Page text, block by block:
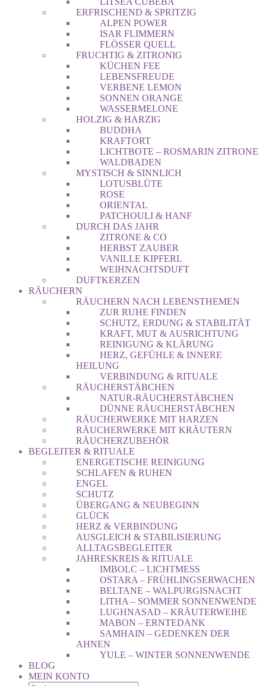
ERFRISCHEND & SPRITZIG
ALPEN POWER
ISAR FLIMMERN
FLÖSSER QUELL
FRUCHTIG & ZITRONIG
KÜCHEN FEE
LEBENSFREUDE
VERBENE LEMON
SONNEN ORANGE
WASSERMELONE
HOLZIG & HARZIG
BUDDHA
KRAFTORT
LICHTBOTE – ROSMARIN ZITRONE
WALDBADEN
MYSTISCH & SINNLICH
LOTUSBLÜTE
ROSE
ORIENTAL
PATCHOULI & HANF
DURCH DAS JAHR
ZITRONE & CO
HERBST ZAUBER
VANILLE KIPFERL
WEIHNACHTSDUFT
DUFTKERZEN
RÄUCHERN
RÄUCHERN NACH LEBENSTHEMEN
ZUR RUHE FINDEN
SCHUTZ, ERDUNG & STABILITÄT
KRAFT, MUT & AUSRICHTUNG
REINIGUNG & KLÄRUNG
HERZ, GEFÜHLE & INNERE
HEILUNG
VERBINDUNG & RITUALE
RÄUCHERSTÄBCHEN
NATUR-RÄUCHERSTÄBCHEN
DÜNNE RÄUCHERSTÄBCHEN
RÄUCHERWERKE MIT HARZEN
RÄUCHERWERKE MIT KRÄUTERN
RÄUCHERZUBEHÖR
BEGLEITER & RITUALE
ENERGETISCHE REINIGUNG
SCHLAFEN & RUHEN
ENGEL
SCHUTZ
ÜBERGANG & NEUBEGINN
GLÜCK
HERZ & VERBINDUNG
AUSGLEICH & STABILISIERUNG
ALLTAGSBEGLEITER
JAHRESKREIS & RITUALE
IMBOLC – LICHTMESS
OSTARA – FRÜHLINGSERWACHEN
BELTANE – WALPURGISNACHT
LITHA – SOMMER SONNENWENDE
LUGHNASAD – KRÄUTERWEIHE
MABON – ERNTEDANK
SAMHAIN – GEDENKEN DER
AHNEN
YULE – WINTER SONNENWENDE
BLOG
MEIN KONTO